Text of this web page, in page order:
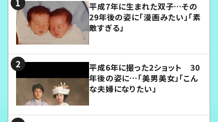
平成7年に生まれた双子…その
29年後の姿に「漫画みたい」「素
敵すぎる」
平成6年に撮った2ショット 30
年後の姿に…「美男美女」「こん
な夫婦になりたい」